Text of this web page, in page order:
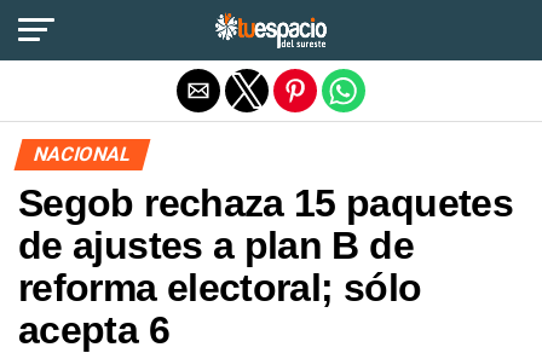
NACIONAL
Segob rechaza 15 paquetes
de ajustes a plan B de
reforma electoral; sólo
acepta 6
Salir de la versión móvil